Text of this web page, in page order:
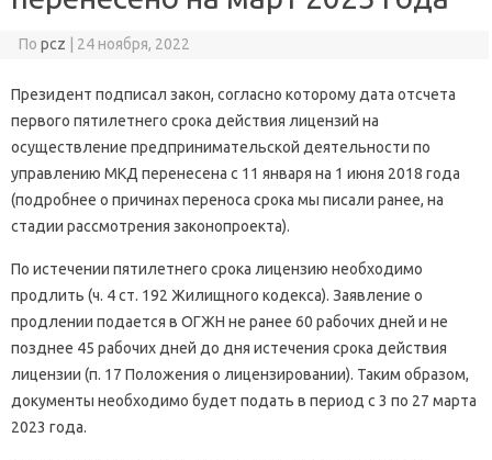
По pcz 24 ноября, 2022
Президент подписал закон, согласно которому дата отсчета
первого пятилетнего срока действия лицензий на
осуществление предпринимательской деятельности по
управлению МКД перенесена с 11 января на 1 июня 2018 года
(подробнее о причинах переноса срока мы писали ранее, на
стадии рассмотрения законопроекта).
По истечении пятилетнего срока лицензию необходимо
продлить (ч. 4 ст. 192 Жилищного кодекса). Заявление о
продлении подается в ОГЖН не ранее 60 рабочих дней и не
позднее 45 рабочих дней до дня истечения срока действия
лицензии (п. 17 Положения о лицензировании). Таким образом,
документы необходимо будет подать в период с 3 по 27 марта
2023 года.